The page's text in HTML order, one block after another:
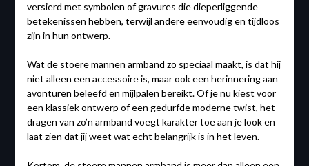
versierd met symbolen of gravures die dieperliggende
betekenissen hebben, terwijl andere eenvoudig en tijdloos
zijn in hun ontwerp.
Wat de stoere mannen armband zo speciaal maakt, is dat hij
niet alleen een accessoire is, maar ook een herinnering aan
avonturen beleefd en mijlpalen bereikt. Of je nu kiest voor
een klassiek ontwerp of een gedurfde moderne twist, het
dragen van zo’n armband voegt karakter toe aan je look en
laat zien dat jij weet wat echt belangrijk is in het leven.